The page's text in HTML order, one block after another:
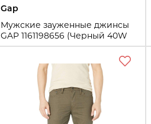
Gap
Мужские зауженные джинсы
GAP 1161198656 (Черный 40W
32L)
40W 32L
Купить